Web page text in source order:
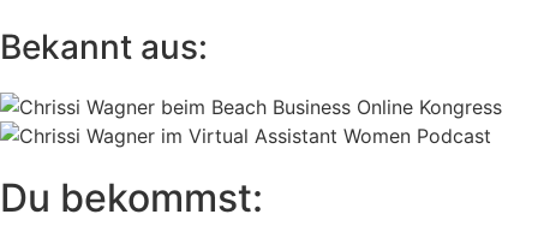
Bekannt aus:
Du bekommst: